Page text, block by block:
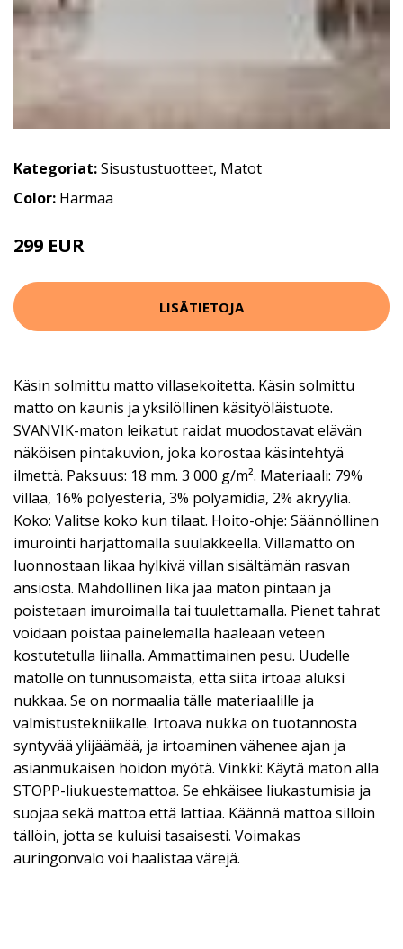
Kategoriat:Sisustustuotteet, Matot
Color: Harmaa
299 EUR
LISÄTIETOJA
Käsin solmittu matto villasekoitetta. Käsin solmittu
matto on kaunis ja yksilöllinen käsityöläistuote.
SVANVIK-maton leikatut raidat muodostavat elävän
näköisen pintakuvion, joka korostaa käsintehtyä
ilmettä. Paksuus: 18 mm. 3 000 g/m². Materiaali: 79%
villaa, 16% polyesteriä, 3% polyamidia, 2% akryyliä.
Koko: Valitse koko kun tilaat. Hoito-ohje: Säännöllinen
imurointi harjattomalla suulakkeella. Villamatto on
luonnostaan likaa hylkivä villan sisältämän rasvan
ansiosta. Mahdollinen lika jää maton pintaan ja
poistetaan imuroimalla tai tuulettamalla. Pienet tahrat
voidaan poistaa painelemalla haaleaan veteen
kostutetulla liinalla. Ammattimainen pesu. Uudelle
matolle on tunnusomaista, että siitä irtoaa aluksi
nukkaa. Se on normaalia tälle materiaalille ja
valmistustekniikalle. Irtoava nukka on tuotannosta
syntyvää ylijäämää, ja irtoaminen vähenee ajan ja
asianmukaisen hoidon myötä. Vinkki: Käytä maton alla
STOPP-liukuestemattoa. Se ehkäisee liukastumisia ja
suojaa sekä mattoa että lattiaa. Käännä mattoa silloin
tällöin, jotta se kuluisi tasaisesti. Voimakas
auringonvalo voi haalistaa värejä.